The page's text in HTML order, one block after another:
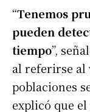
“Tenemos
pueden
tiempo”,
al referirse al
poblaciones
explicó que